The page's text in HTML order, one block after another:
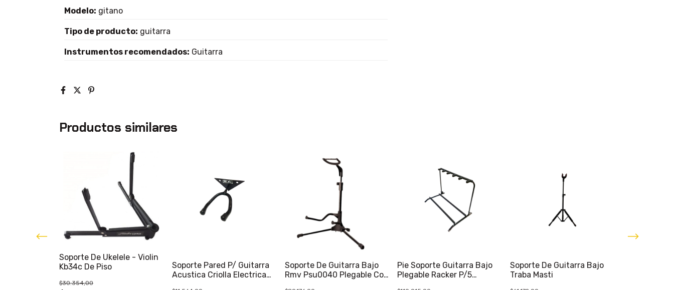
Modelo: gitano
Tipo de producto: guitarra
Instrumentos recomendados: Guitarra
Productos similares
Soporte De Ukelele - Violin
Kb34c De Piso
$30.354,00
Soporte Pared P/ Guitarra
Acustica Criolla Electrica
Soporte De Guitarra Bajo
Rmv Psu0040 Plegable Con
Pie Soporte Guitarra Bajo
Plegable Racker P/5
Soporte De Guitarra Bajo
Traba Masti
Soporte Pie